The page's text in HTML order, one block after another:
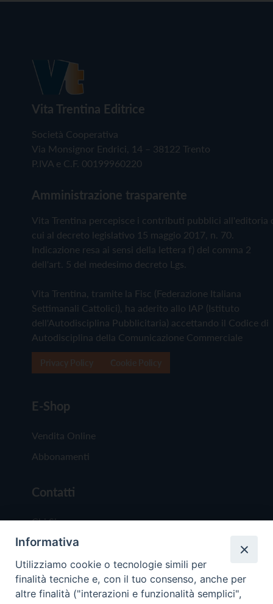
Vita Trentina Editrice
Società Cooperativa
Via Monsignor Endrici, 14 – 38122 Trento
P.IVA e C.F. 00199960220
Amministrazione trasparente
Vita Trentina percepisce i contributi pubblici all'editoria
cui al decreto legislativo 15 maggio 2017, n. 70.
Indicazione resa ai sensi della lettera f) del comma 2
dell'art. 5 del medesimo decreto Lgs.
Vita Trentina, tramite la Fisc (Federazione Italiana
Settimanali Cattolici), ha aderito allo IAP (Istituto
dell'Autodisciplina Pubblicitaria) accettando il Codice di
Autodisciplina della Comunicazione Commerciale
E-Shop
Vendita Online
Abbonamenti
Contatti
Chi Siamo
Redazione
Scrivici
Informativa
Utilizziamo cookie o tecnologie simili per
finalità tecniche e, con il tuo consenso, anche per
altre finalità ("interazioni e funzionalità semplici",